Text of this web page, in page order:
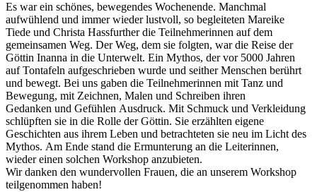
Es war ein schönes, bewegendes Wochenende. Manchmal
aufwühlend und immer wieder lustvoll, so begleiteten Mareike
Tiede und Christa Hassfurther die Teilnehmerinnen auf dem
gemeinsamen Weg. Der Weg, dem sie folgten, war die Reise der
Göttin Inanna in die Unterwelt. Ein Mythos, der vor 5000 Jahren
auf Tontafeln aufgeschrieben wurde und seither Menschen berührt
und bewegt. Bei uns gaben die Teilnehmerinnen mit Tanz und
Bewegung, mit Zeichnen, Malen und Schreiben ihren
Gedanken und Gefühlen Ausdruck. Mit Schmuck und Verkleidung
schlüpften sie in die Rolle der Göttin. Sie erzählten eigene
Geschichten aus ihrem Leben und betrachteten sie neu im Licht des
Mythos. Am Ende stand die Ermunterung an die Leiterinnen,
wieder einen solchen Workshop anzubieten.
Wir danken den wundervollen Frauen, die an unserem Workshop
teilgenommen haben!